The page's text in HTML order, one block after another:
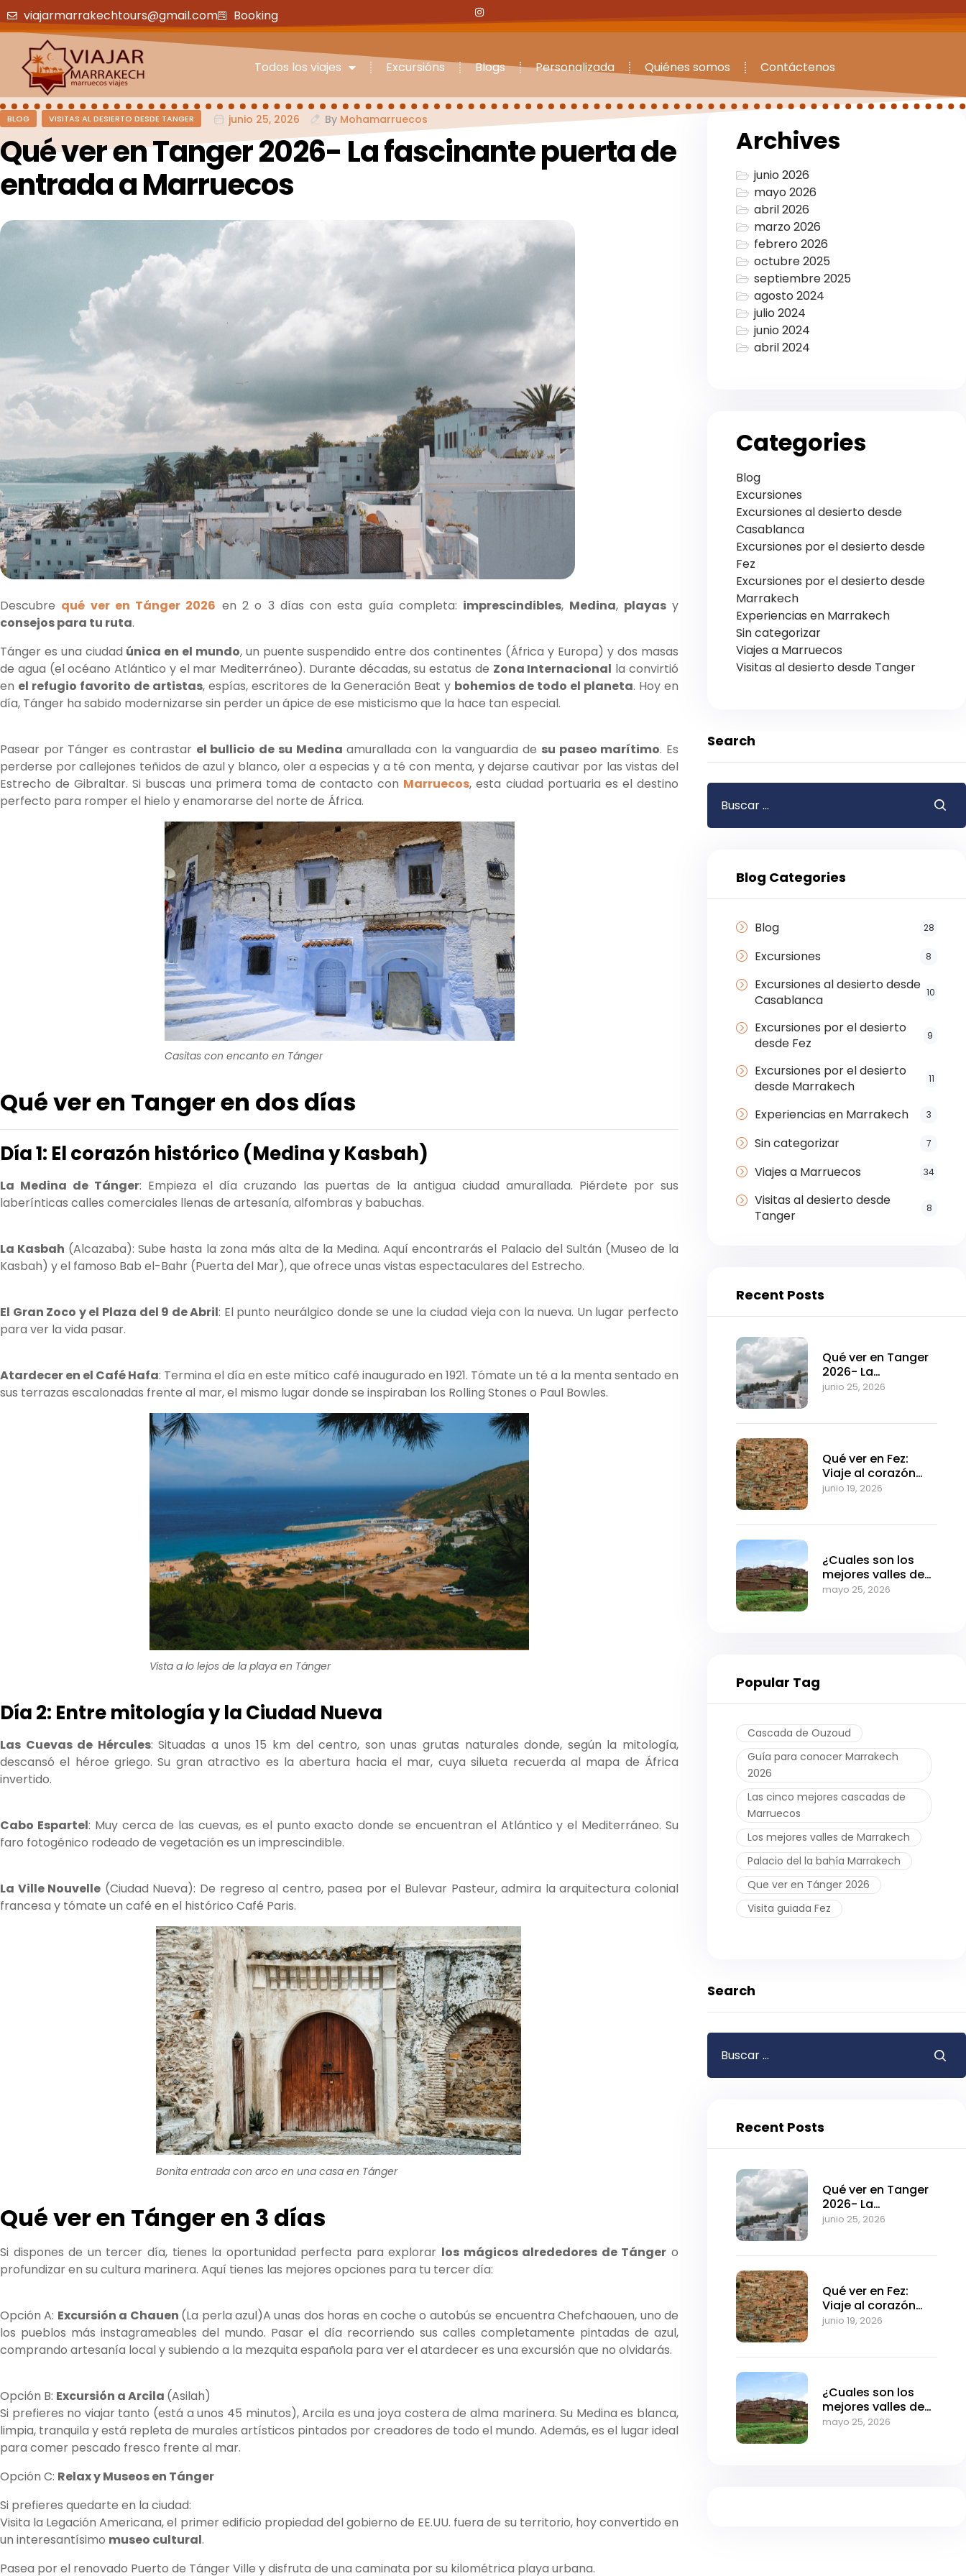
viajarmarrakechtours@gmail.com Booking
Todos los viajes Excursións Blogs Personalizada Quiénes somos Contáctenos
BLOG VISITAS AL DESIERTO DESDE TANGER junio 25, 2026 By Mohamarruecos
Qué ver en Tanger 2026- La fascinante puerta de
entrada a Marruecos
Descubre qué ver en Tánger 2026 en 2 o 3 días con esta guía completa: imprescindibles, Medina, playasy
consejos para tu ruta.
Tánger es una ciudad única en el mundo, un puente suspendido entre dos continentes (África y Europa) y dos masas
de agua (el océano Atlántico y el mar Mediterráneo). Durante décadas, su estatus de Zona Internacional la convirtió
en el refugio favorito de artistas, espías, escritores de la Generación Beat y bohemios de todo el planeta. Hoy en
día, Tánger ha sabido modernizarse sin perder un ápice de ese misticismo que la hace tan especial.
Pasear por Tánger es contrastar el bullicio de su Medina amurallada con la vanguardia de su paseo marítimo. Es
perderse por callejones teñidos de azul y blanco, oler a especias y a té con menta, y dejarse cautivar por las vistas del
Estrecho de Gibraltar. Si buscas una primera toma de contacto con Marruecos, esta ciudad portuaria es el destino
perfecto para romper el hielo y enamorarse del norte de África.
Casitas con encanto en Tánger
Qué ver en Tanger en dos días
Día 1: El corazón histórico (Medina y Kasbah)
La Medina de Tánger: Empieza el día cruzando las puertas de la antigua ciudad amurallada. Piérdete por sus
laberínticas calles comerciales llenas de artesanía, alfombras y babuchas.
La Kasbah (Alcazaba): Sube hasta la zona más alta de la Medina. Aquí encontrarás el Palacio del Sultán (Museo de la
Kasbah) y el famoso Bab el-Bahr (Puerta del Mar), que ofrece unas vistas espectaculares del Estrecho.
El Gran Zoco y el Plaza del 9 de Abril: El punto neurálgico donde se une la ciudad vieja con la nueva. Un lugar perfecto
para ver la vida pasar.
Atardecer en el Café Hafa: Termina el día en este mítico café inaugurado en 1921. Tómate un té a la menta sentado en
sus terrazas escalonadas frente al mar, el mismo lugar donde se inspiraban los Rolling Stones o Paul Bowles.
Vista a lo lejos de la playa en Tánger
Día 2: Entre mitología y la Ciudad Nueva
Las Cuevas de Hércules: Situadas a unos 15 km del centro, son unas grutas naturales donde, según la mitología,
descansó el héroe griego. Su gran atractivo es la abertura hacia el mar, cuya silueta recuerda al mapa de África
invertido.
Cabo Espartel: Muy cerca de las cuevas, es el punto exacto donde se encuentran el Atlántico y el Mediterráneo. Su
faro fotogénico rodeado de vegetación es un imprescindible.
La Ville Nouvelle (Ciudad Nueva): De regreso al centro, pasea por el Bulevar Pasteur, admira la arquitectura colonial
francesa y tómate un café en el histórico Café Paris.
Bonita entrada con arco en una casa en Tánger
Qué ver en Tánger en 3 días
Si dispones de un tercer día, tienes la oportunidad perfecta para explorar los mágicos alrededores de Tánger o
profundizar en su cultura marinera. Aquí tienes las mejores opciones para tu tercer día:
Opción A: Excursión a Chauen (La perla azul)A unas dos horas en coche o autobús se encuentra Chefchaouen, uno de
los pueblos más instagrameables del mundo. Pasar el día recorriendo sus calles completamente pintadas de azul,
comprando artesanía local y subiendo a la mezquita española para ver el atardecer es una excursión que no olvidarás.
Opción B: Excursión a Arcila (Asilah)
Si prefieres no viajar tanto (está a unos 45 minutos), Arcila es una joya costera de alma marinera. Su Medina es blanca,
limpia, tranquila y está repleta de murales artísticos pintados por creadores de todo el mundo. Además, es el lugar ideal
para comer pescado fresco frente al mar.
Opción C: Relax y Museos en Tánger
Si prefieres quedarte en la ciudad:
Visita la Legación Americana, el primer edificio propiedad del gobierno de EE.UU. fuera de su territorio, hoy convertido en
un interesantísimo museo cultural.
Pasea por el renovado Puerto de Tánger Ville y disfruta de una caminata por su kilométrica playa urbana.
Archives
junio 2026
mayo 2026
abril 2026
marzo 2026
febrero 2026
octubre 2025
septiembre 2025
agosto 2024
julio 2024
junio 2024
abril 2024
Categories
Blog
Excursiones
Excursiones al desierto desde
Casablanca
Excursiones por el desierto desde
Fez
Excursiones por el desierto desde
Marrakech
Experiencias en Marrakech
Sin categorizar
Viajes a Marruecos
Visitas al desierto desde Tanger
Search
Blog Categories
Blog 28
Excursiones 8
Excursiones al desierto desde
Casablanca
10
Excursiones por el desierto
desde Fez
9
Excursiones por el desierto
desde Marrakech
11
Experiencias en Marrakech 3
Sin categorizar 7
Viajes a Marruecos 34
Visitas al desierto desde
Tanger
8
Recent Posts
Qué ver en Tanger
2026- La
fascinante puerta
junio 25, 2026
Qué ver en Fez:
Viaje al corazón
medieval de
junio 19, 2026
¿Cuales son los
mejores valles de
Marrakech?
mayo 25, 2026
Popular Tag
Cascada de Ouzoud
Guía para conocer Marrakech
2026
Las cinco mejores cascadas de
Marruecos
Los mejores valles de Marrakech
Palacio del la bahía Marrakech
Que ver en Tánger 2026
Visita guiada Fez
Search
Recent Posts
Qué ver en Tanger
2026- La
fascinante puerta
junio 25, 2026
Qué ver en Fez:
Viaje al corazón
medieval de
junio 19, 2026
¿Cuales son los
mejores valles de
Marrakech?
mayo 25, 2026